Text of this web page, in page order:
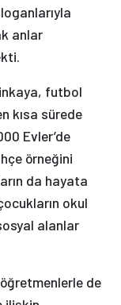
anlar
futbol
kısa sürede
Evler’de
örneğini
da hayata
okul
alanlar
de